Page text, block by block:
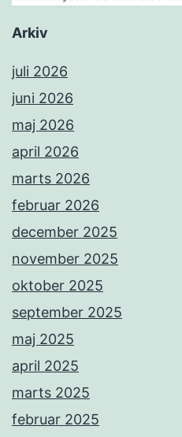
Arkiv
juli 2026
juni 2026
maj 2026
april 2026
marts 2026
februar 2026
december 2025
november 2025
oktober 2025
september 2025
maj 2025
april 2025
marts 2025
februar 2025